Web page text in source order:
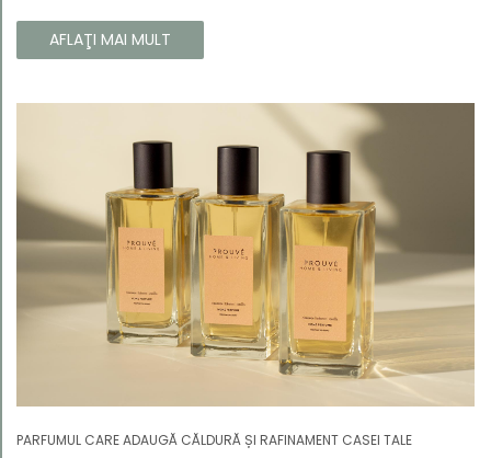
să atragă atenția și să emane un caracter unic și puternic.
AFLAŢI MAI MULT
PARFUMUL CARE ADAUGĂ CĂLDURĂ ȘI RAFINAMENT CASEI TALE